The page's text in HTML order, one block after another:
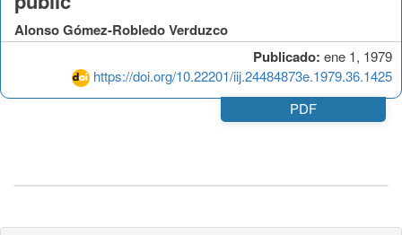
Publicado: ene 1, 1979
https://doi.org/10.22201/iij.24484873e.1979.36.1425
Alonso Gómez-Robledo Verduzco
PDF